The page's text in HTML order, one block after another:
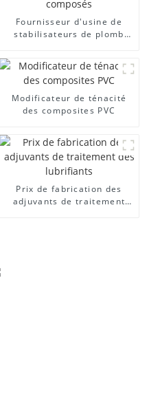
Fournisseur d'usine de
stabilisateurs de plomb
Modificateur de ténacité
des composites PVC
Prix ​​de fabrication des
adjuvants de traitement